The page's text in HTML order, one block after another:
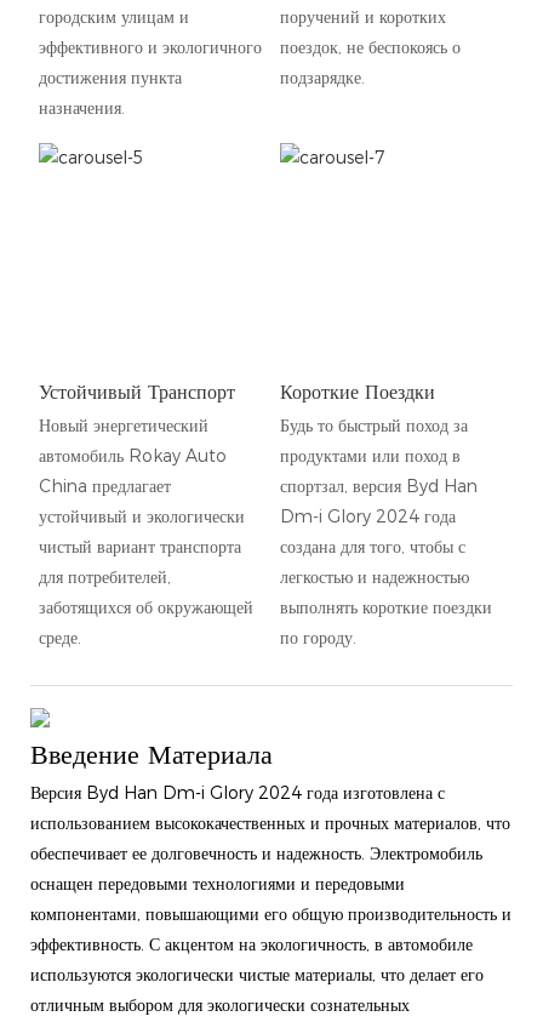
городским улицам и
эффективного и экологичного
достижения пункта
назначения.
поручений и коротких
поездок, не беспокоясь о
подзарядке.
Устойчивый Транспорт
Новый энергетический
автомобиль Rokay Auto
China предлагает
устойчивый и экологически
чистый вариант транспорта
для потребителей,
заботящихся об окружающей
среде.
Короткие Поездки
Будь то быстрый поход за
продуктами или поход в
спортзал, версия Byd Han
Dm-i Glory 2024 года
создана для того, чтобы с
легкостью и надежностью
выполнять короткие поездки
по городу.
Введение Материала
Версия Byd Han Dm-i Glory 2024 года изготовлена ​​с
использованием высококачественных и прочных материалов, что
обеспечивает ее долговечность и надежность. Электромобиль
оснащен передовыми технологиями и передовыми
компонентами, повышающими его общую производительность и
эффективность. С акцентом на экологичность, в автомобиле
используются экологически чистые материалы, что делает его
отличным выбором для экологически сознательных